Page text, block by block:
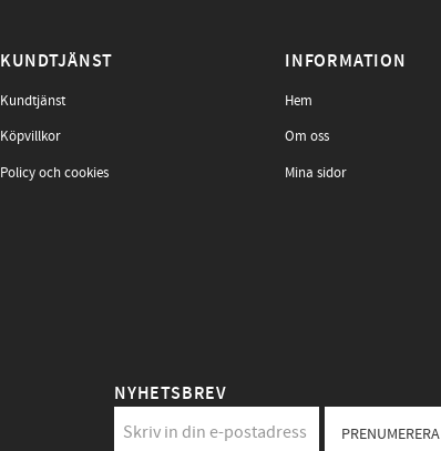
KUNDTJÄNST
Kundtjänst
Köpvillkor
Policy och cookies
INFORMATION
Hem
Om oss
Mina sidor
NYHETSBREV
PRENUMERERA